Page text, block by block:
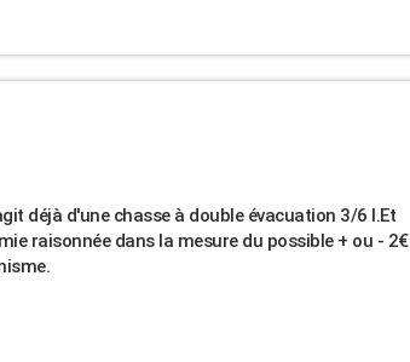
déjà d'une chasse à double évacuation 3/6 l.Et
raisonnée dans la mesure du possible + ou - 2€